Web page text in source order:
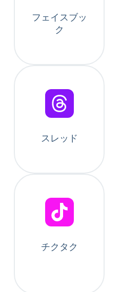
フェイスブッ
ク
スレッド
チクタク